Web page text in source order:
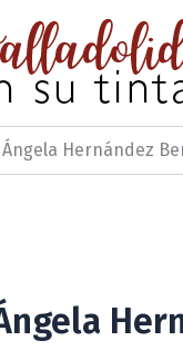
Ángela Hernández